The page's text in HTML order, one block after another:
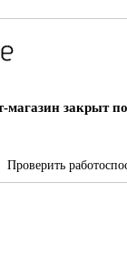
магазин закрыт
Проверить